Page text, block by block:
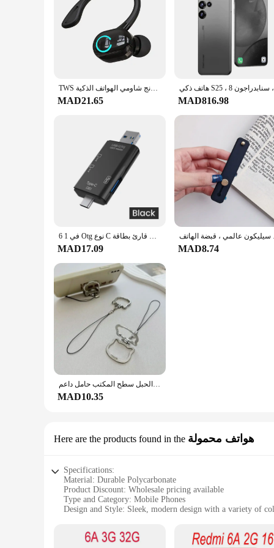
TWS سماعات لاسلكية الرياضة سماعات بلوتوث 5.2 سماعات يدوي سماعة مع هيئة التصنيع العسكري آيفون سامسونج شاومي الهواتف الذكية
MAD21.65 MAD816.98
6 في 1 Otg نوع C قارئ بطاقة Usb 2.0 TF ميركو SD الذاكرة الذكية فلاش حملة محول مايكرو ملحقات الهاتف المحمول
MAD17.09
الهاتف
MAD8.74
الهاتف المحمول الحبل حامل متعدد الوظائف العالمي المعادن للطي قلادة عصابة الحبل سطح المكتب حامل داعم
MAD10.35
Here are the products found in the هواتف محمولة
Specifications:
Material: Durable Polycarbonate
Product Discount: Wholesale pricing available
Type and Category: Mobile Phones
Design and Style: Sleek, modern design with a variety of
Performance and Property: High-speed processing,
Parts and Accessories: Comes with standard accessories